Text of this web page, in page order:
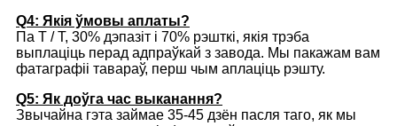
Q4: Якія ўмовы аплаты?
Па T / T, 30% дэпазіт і 70% рэшткі, якія трэба
выплаціць перад адпраўкай з завода. Мы пакажам вам
фатаграфіі тавараў, перш чым аплаціць рэшту.
Q5: Як доўга час выканання?
Звычайна гэта займае 35-45 дзён пасля таго, як мы